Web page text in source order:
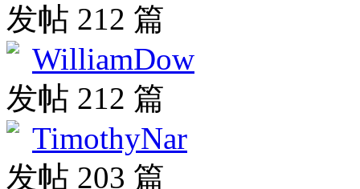
发帖 212 篇
WilliamDow
发帖 212 篇
TimothyNar
发帖 203 篇